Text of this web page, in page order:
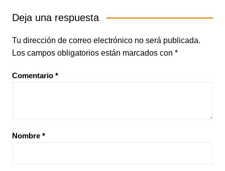
Deja una respuesta
Tu dirección de correo electrónico no será publicada.
Los campos obligatorios están marcados con *
Comentario *
Nombre *